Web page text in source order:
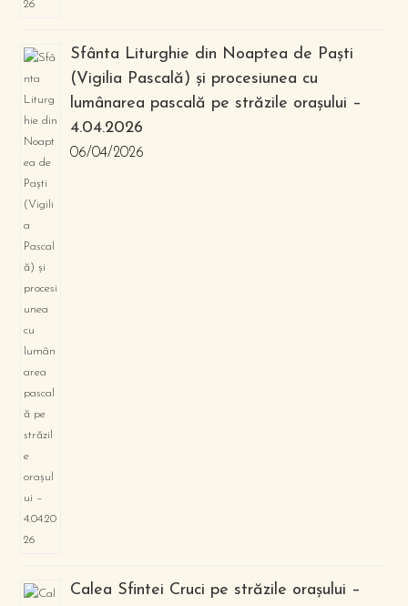
Sfânta Liturghie din Noaptea de Paști
(Vigilia Pascală) și procesiunea cu
lumânarea pascală pe străzile orașului –
4.04.2026
06/04/2026
Calea Sfintei Cruci pe străzile orașului –